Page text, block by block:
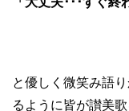
と優しく微笑み語
るように皆が讃美歌